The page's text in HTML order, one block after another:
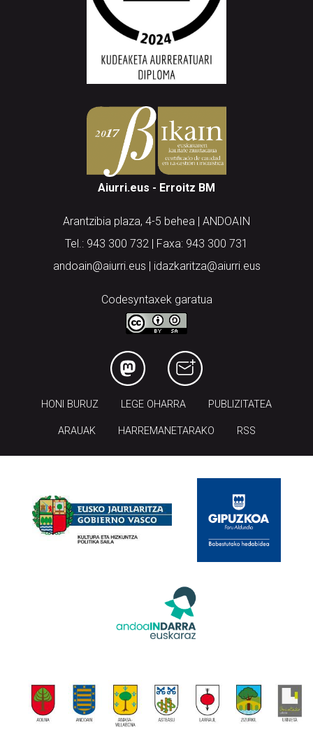
Aiurri.eus - Erroitz BM
Arantzibia plaza, 4-5 behea | ANDOAIN
Tel.: 943 300 732 | Faxa: 943 300 731
andoain@aiurri.eus | idazkaritza@aiurri.eus
Codesyntaxek garatua
HONI BURUZ LEGE OHARRA PUBLIZITATEA
ARAUAK HARREMANETARAKO RSS